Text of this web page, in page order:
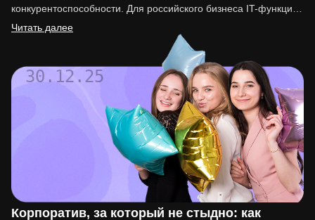
конкурентоспособности. Для российского бизнеса IT-функция
перестала быть вспомогательной. Она напрямую влияет на
Читать далее
30.12.25
Корпоратив, за который не стыдно: как